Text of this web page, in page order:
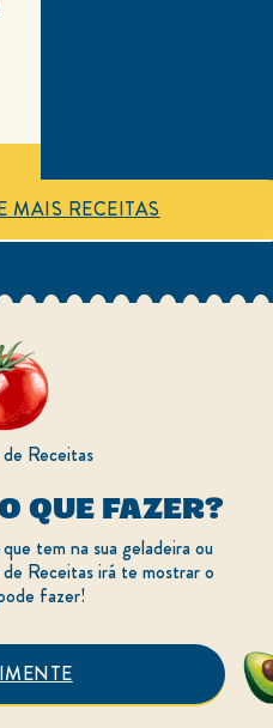
MAIS RECEITAS
Receitas
QUE FAZER?
tem na sua geladeira ou
Receitas irá te mostrar o
fazer!